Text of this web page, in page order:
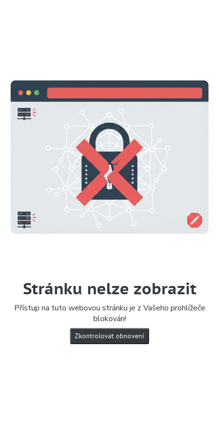
Stránku nelze zobrazit
Přístup na tuto webovou stránku je z Vašeho prohlížeče
blokován!
Zkontrolovat obnovení